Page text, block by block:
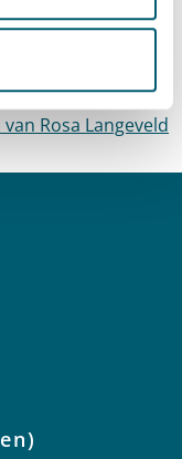
Rosa Langeveld